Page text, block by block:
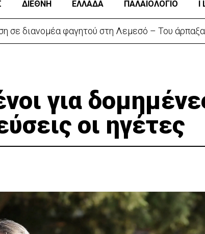
ΔΙΕΘΝΗ ΕΛΛΑΔΑ ΠΑΛΑΙΟΛΟΓΙΟ I
του Τραμπ «αναζητά διέξοδο» από τον
για
οι ηγέτες